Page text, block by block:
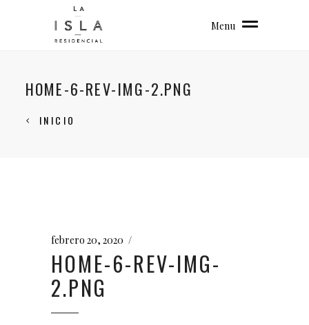
Menu
HOME-6-REV-IMG-2.PNG
INICIO
febrero 20, 2020
HOME-6-REV-IMG-
2.PNG